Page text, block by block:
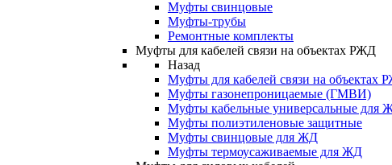
Муфты свинцовые
Муфты-трубы
Ремонтные комплекты
Муфты для кабелей связи на объектах РЖД
Назад
Муфты для кабелей связи на объектах
Муфты газонепроницаемые (ГМВИ)
Муфты кабельные универсальные для
Муфты полиэтиленовые защитные
Муфты свинцовые для ЖД
Муфты термоусаживаемые для ЖД